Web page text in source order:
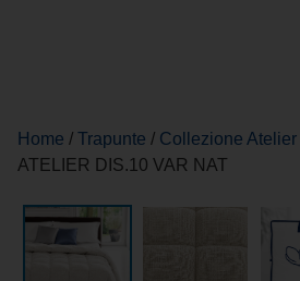
Home / Trapunte / Collezione Atelier
ATELIER DIS.10 VAR NAT